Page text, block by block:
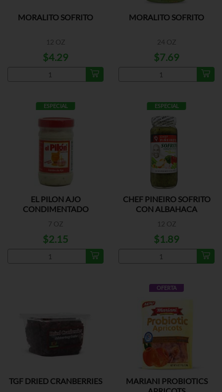
MORALITO SOFRITO
12 OZ
$4.29
MORALITO SOFRITO
24 OZ
$7.69
ESPECIAL
EL PILON AJO
CONDIMENTADO
7 OZ
$2.15
ESPECIAL
CHEF PINEIRO SOFRITO
CON ALBAHACA
12 OZ
$1.89
TGF DRIED CRANBERRIES
OFERTA
MARIANI PROBIOTICS